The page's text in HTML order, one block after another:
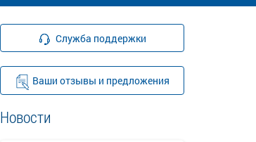
Служба поддержки
Ваши отзывы и предложения
Новости